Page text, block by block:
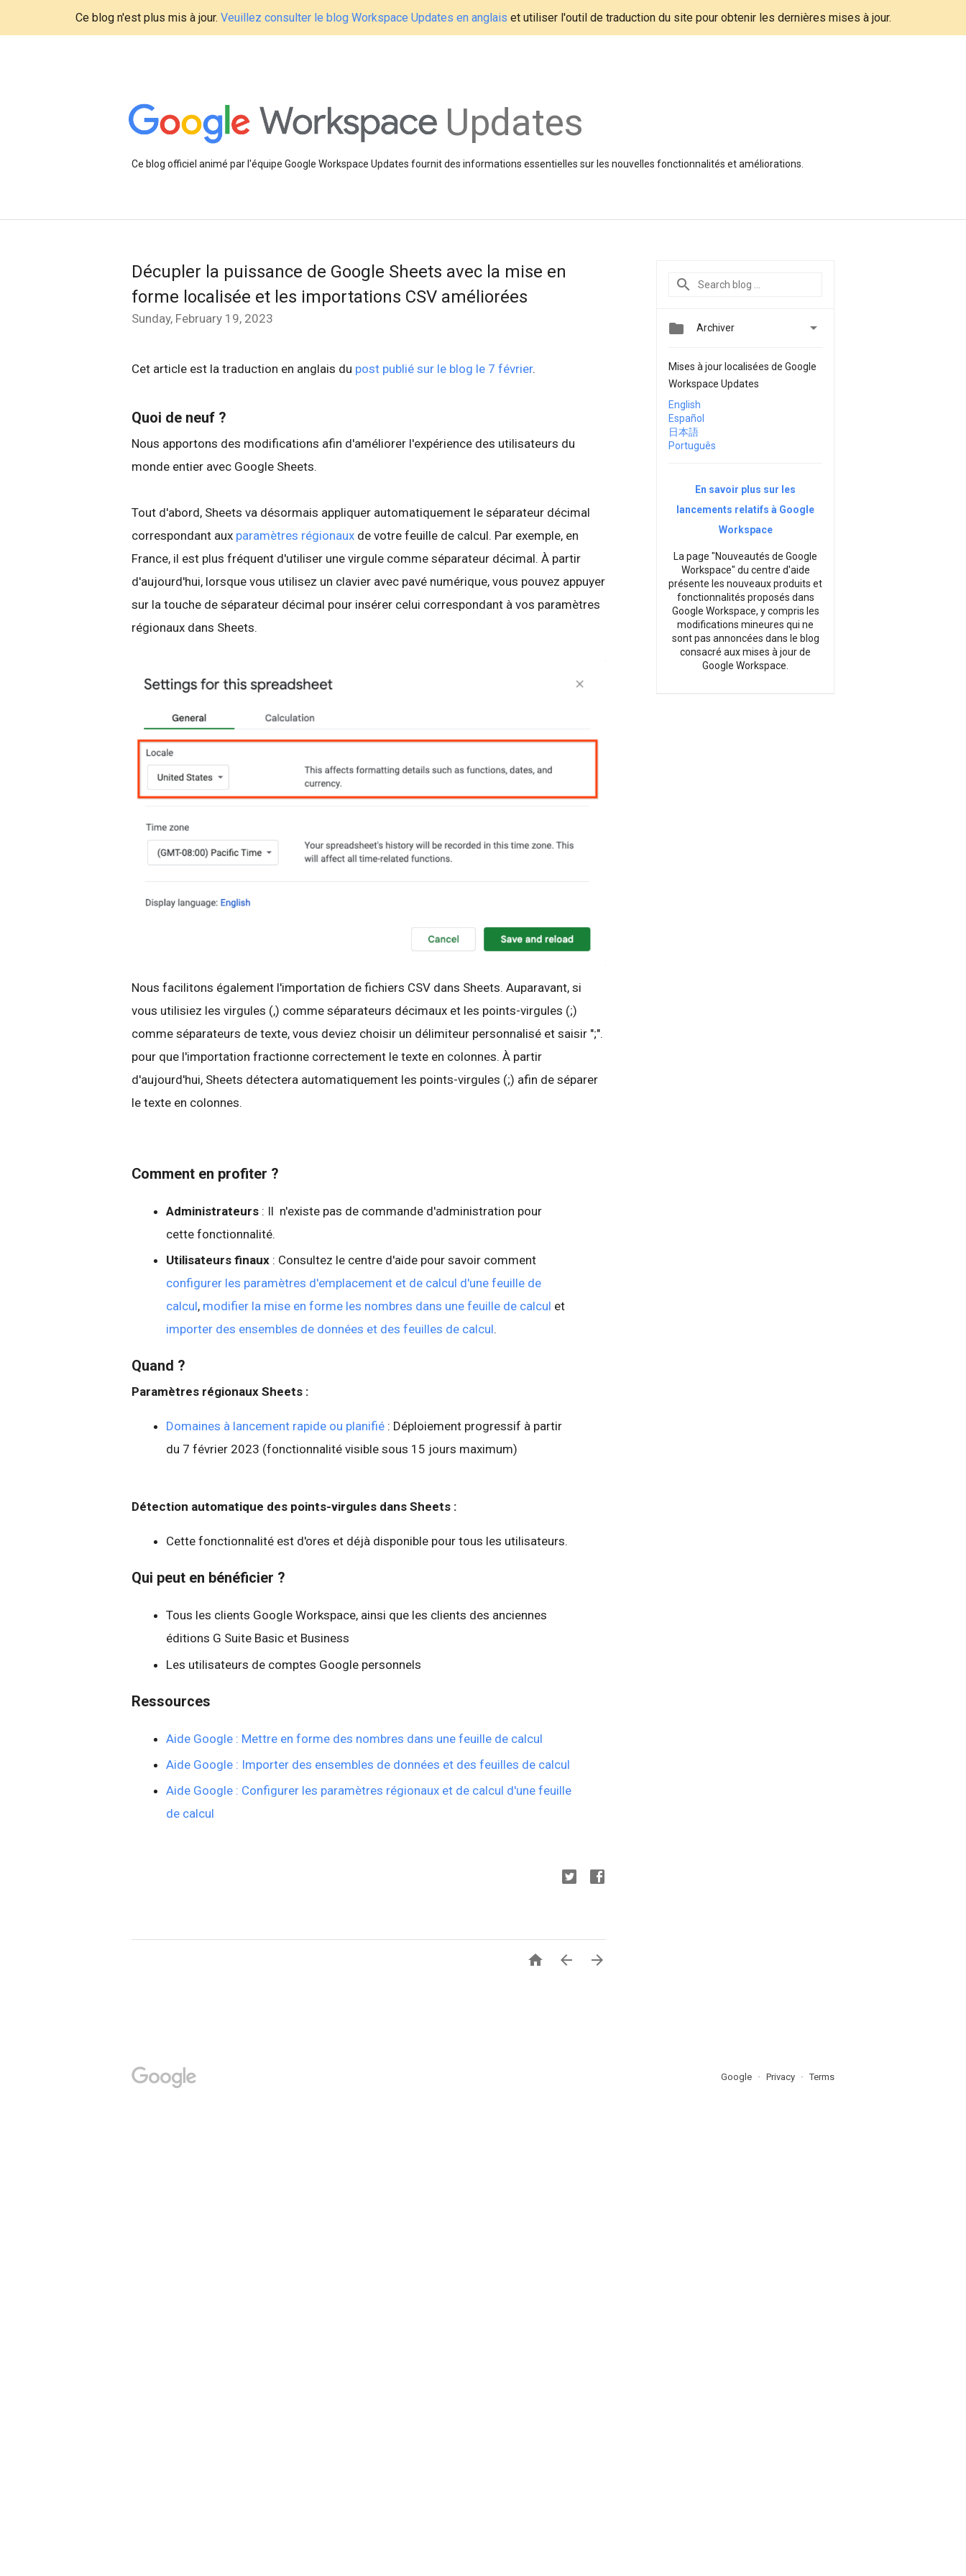
Ce blog n'est plus mis à jour. Veuillez consulter le blog Workspace Updates en anglais et utiliser l'outil de traduction du site pour obtenir les dernières mises à jour.
Updates
Ce blog officiel animé par l'équipe Google Workspace Updates fournit des informations essentielles sur les nouvelles fonctionnalités et améliorations.
Décupler la puissance de Google Sheets avec la mise en
forme localisée et les importations CSV améliorées
Sunday, February 19, 2023
Cet article est la traduction en anglais du post publié sur le blog le 7 février.
Quoi de neuf ?
Nous apportons des modifications afin d'améliorer l'expérience des utilisateurs du
monde entier avec Google Sheets.
Tout d'abord, Sheets va désormais appliquer automatiquement le séparateur décimal
correspondant aux paramètres régionaux de votre feuille de calcul. Par exemple, en
France, il est plus fréquent d'utiliser une virgule comme séparateur décimal. À partir
d'aujourd'hui, lorsque vous utilisez un clavier avec pavé numérique, vous pouvez appuyer
sur la touche de séparateur décimal pour insérer celui correspondant à vos paramètres
régionaux dans Sheets.
Nous facilitons également l'importation de fichiers CSV dans Sheets. Auparavant, si
vous utilisiez les virgules (,) comme séparateurs décimaux et les points-virgules (;)
comme séparateurs de texte, vous deviez choisir un délimiteur personnalisé et saisir ";".
pour que l'importation fractionne correctement le texte en colonnes. À partir
d'aujourd'hui, Sheets détectera automatiquement les points-virgules (;) afin de séparer
le texte en colonnes.
Comment en profiter ?
Administrateurs : Il n'existe pas de commande d'administration pour
cette fonctionnalité.
Utilisateurs finaux : Consultez le centre d'aide pour savoir comment
configurer les paramètres d'emplacement et de calcul d'une feuille de
calcul, modifier la mise en forme les nombres dans une feuille de calcul et
importer des ensembles de données et des feuilles de calcul.
Quand ?
Paramètres régionaux Sheets :
Domaines à lancement rapide ou planifié : Déploiement progressif à partir
du 7 février 2023 (fonctionnalité visible sous 15 jours maximum)
Détection automatique des points-virgules dans Sheets :
Cette fonctionnalité est d'ores et déjà disponible pour tous les utilisateurs.
Qui peut en bénéficier ?
Tous les clients Google Workspace, ainsi que les clients des anciennes
éditions G Suite Basic et Business
Les utilisateurs de comptes Google personnels
Ressources
Aide Google : Mettre en forme des nombres dans une feuille de calcul
Aide Google : Importer des ensembles de données et des feuilles de calcul
Aide Google : Configurer les paramètres régionaux et de calcul d'une feuille
de calcul
  
 Archiver 
Mises à jour localisées de Google
Workspace Updates
English
Español
日本語
Português
En savoir plus sur les
lancements relatifs à Google
Workspace
La page "Nouveautés de Google
Workspace" du centre d'aide
présente les nouveaux produits et
fonctionnalités proposés dans
Google Workspace, y compris les
modifications mineures qui ne
sont pas annoncées dans le blog
consacré aux mises à jour de
Google Workspace.
Google Privacy Terms